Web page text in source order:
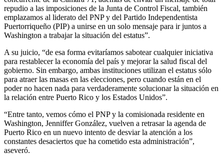
repudio a las imposiciones de la Junta de Control Fiscal, también
emplazamos al liderato del PNP y del Partido Independentista
Puertorriqueño (PIP) a unirse en un solo mensaje para ir juntos a
Washington a trabajar la situación del estatus”.
A su juicio, “de esa forma evitaríamos sabotear cualquier iniciativa
para restablecer la economía del país y mejorar la salud fiscal del
gobierno. Sin embargo, ambas instituciones utilizan el estatus sólo
para atraer las masas en las elecciones, pero cuando están en el
poder no hacen nada para verdaderamente solucionar la situación en
la relación entre Puerto Rico y los Estados Unidos”.
“Entre tanto, vemos cómo el PNP y la comisionada residente en
Washington, Jenniffer González, vuelven a retrasar la agenda de
Puerto Rico en un nuevo intento de desviar la atención a los
constantes desaciertos que ha cometido esta administración”,
aseveró.